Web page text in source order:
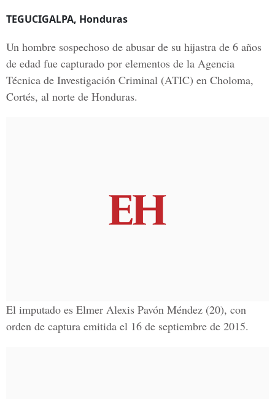
TEGUCIGALPA, Honduras
Un hombre sospechoso de abusar de su hijastra de 6 años
de edad fue capturado por elementos de la Agencia
Técnica de Investigación Criminal (ATIC) en Choloma,
Cortés, al norte de Honduras.
El imputado es Elmer Alexis Pavón Méndez (20), con
orden de captura emitida el 16 de septiembre de 2015.